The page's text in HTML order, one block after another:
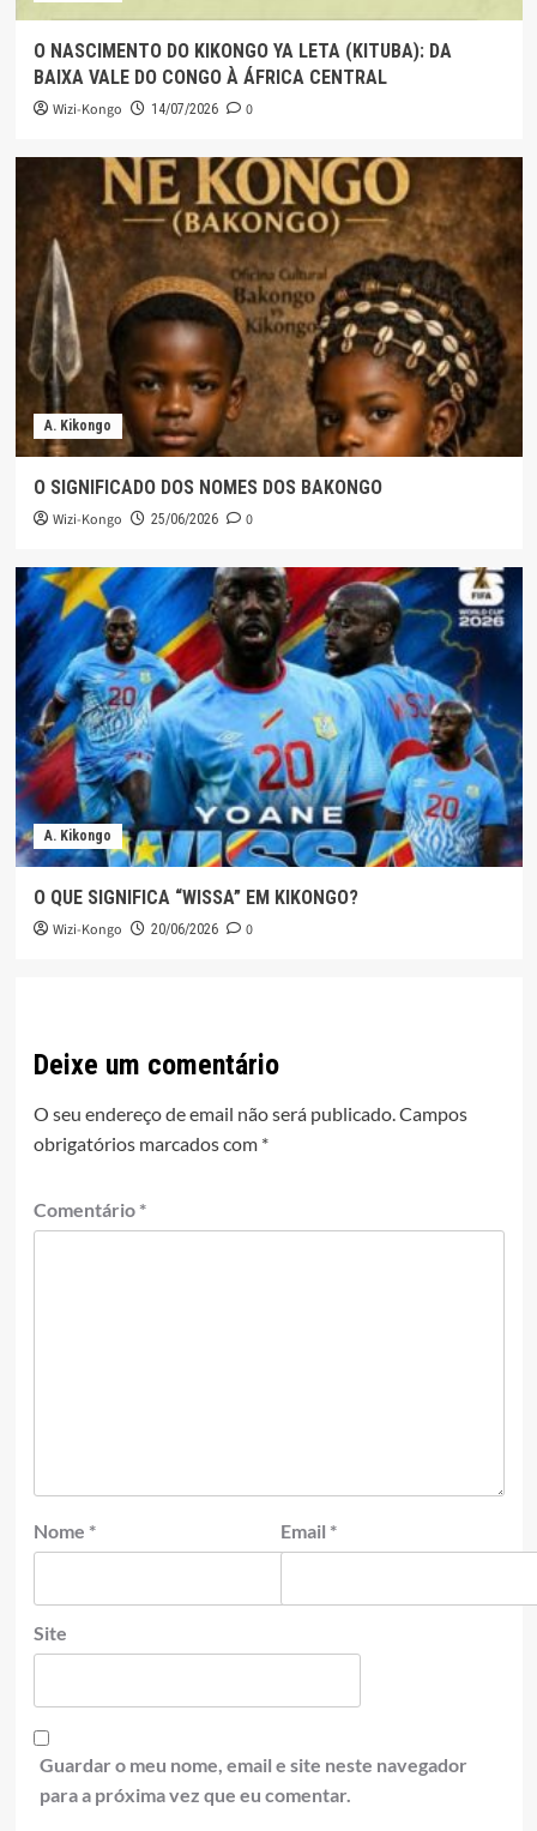
O NASCIMENTO DO KIKONGO YA LETA (KITUBA): DA
BAIXA VALE DO CONGO À ÁFRICA CENTRAL
Wizi-Kongo 14/07/2026 0
A. Kikongo
O SIGNIFICADO DOS NOMES DOS BAKONGO
Wizi-Kongo 25/06/2026 0
A. Kikongo
O QUE SIGNIFICA “WISSA” EM KIKONGO?
Wizi-Kongo 20/06/2026 0
Deixe um comentário
O seu endereço de email não será publicado.Campos
obrigatórios marcados com *
Comentário *
Nome * Email *
Site
Guardar o meu nome, email e site neste navegador
para a próxima vez que eu comentar.